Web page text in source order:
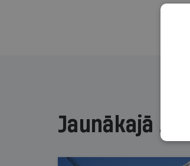
Jaunākajā